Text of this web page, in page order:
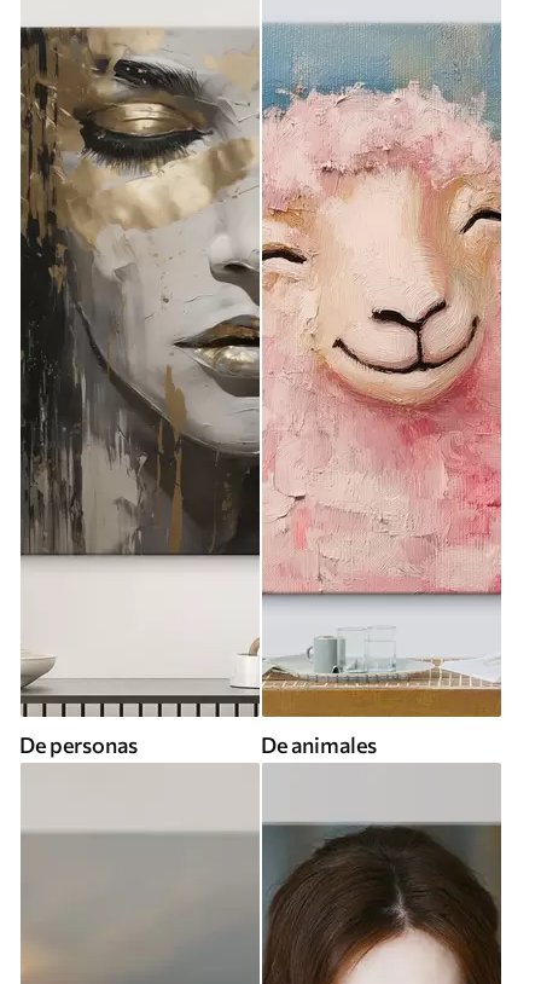
De personas De animales